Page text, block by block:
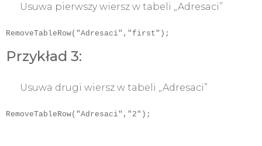
Usuwa pierwszy wiersz w tabeli „Adresaci”
RemoveTableRow("Adresaci","first");
Przykład 3:
Usuwa drugi wiersz w tabeli „Adresaci”
RemoveTableRow("Adresaci","2");